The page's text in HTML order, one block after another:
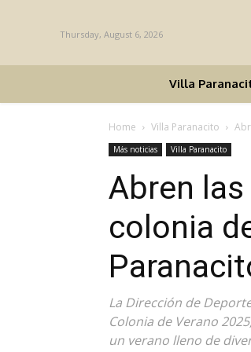
Thursday, August 6, 2026
Villa
Home Villa Paranacito
Más noticias Villa Paranacito
Abren
colonia
La Dirección de
Colonia de Verano
un verano lleno de